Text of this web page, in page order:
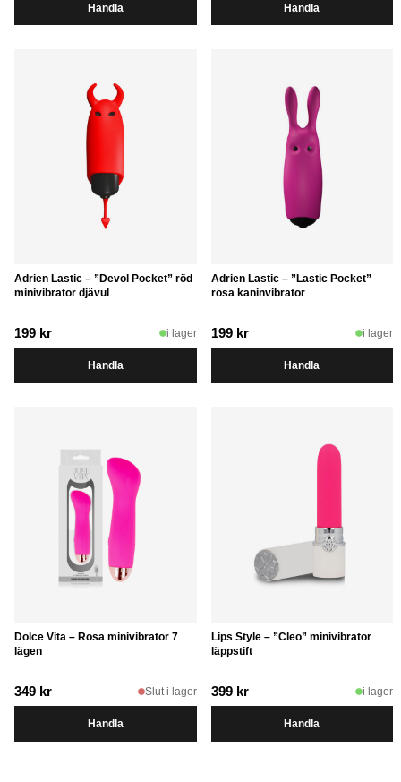
Handla Handla
Adrien Lastic – ”Devol Pocket” röd
minivibrator djävul
199 kr i lager
Handla
Adrien Lastic – ”Lastic Pocket”
rosa kaninvibrator
199 kr i lager
Handla
Dolce Vita – Rosa minivibrator 7
lägen
349 kr Slut i lager
Handla
Lips Style – ”Cleo” minivibrator
läppstift
399 kr i lager
Handla